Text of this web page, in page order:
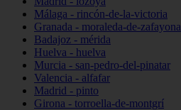
Málaga - rincón-de-la-victoria
Granada - moraleda-de-zafayona
Badajoz - mérida
Huelva - huelva
Murcia - san-pedro-del-pinatar
Valencia - alfafar
Madrid - pinto
Girona - torroella-de-montgrí